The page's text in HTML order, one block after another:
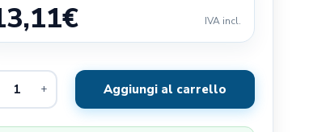
Exclusion
Terra Canis
Baldecchi
€ IVA incl.
+ Aggiungi al carrello